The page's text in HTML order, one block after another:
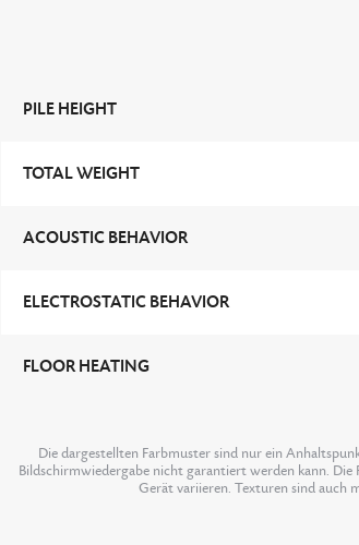
PILE HEIGHT
TOTAL WEIGHT
ACOUSTIC BEHAVIOR
ELECTROSTATIC BEHAVIOR
FLOOR HEATING
Die dargestellten Farbmuster sind nur ein
Bildschirmwiedergabe nicht garantiert werden kann.
Gerät variieren. Texturen sind auch